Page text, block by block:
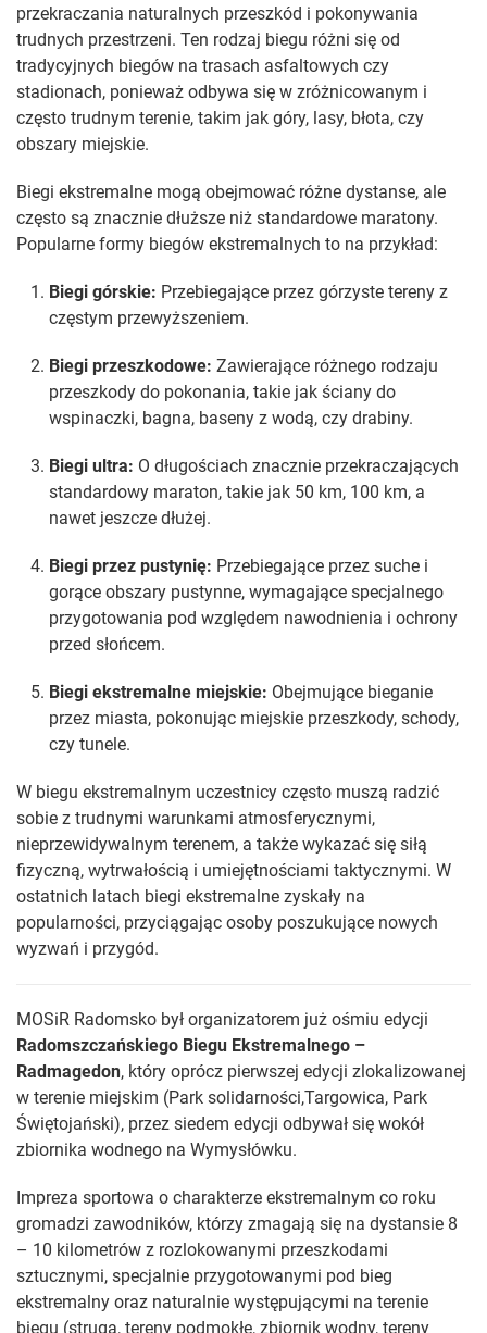
przekraczania naturalnych przeszkód i pokonywania
trudnych przestrzeni. Ten rodzaj biegu różni się od
tradycyjnych biegów na trasach asfaltowych czy
stadionach, ponieważ odbywa się w zróżnicowanym i
często trudnym terenie, takim jak góry, lasy, błota, czy
obszary miejskie.
Biegi ekstremalne mogą obejmować różne dystanse, ale
często są znacznie dłuższe niż standardowe maratony.
Popularne formy biegów ekstremalnych to na przykład:
Biegi górskie: Przebiegające przez górzyste tereny z
częstym przewyższeniem.
Biegi przeszkodowe: Zawierające różnego rodzaju
przeszkody do pokonania, takie jak ściany do
wspinaczki, bagna, baseny z wodą, czy drabiny.
Biegi ultra: O długościach znacznie przekraczających
standardowy maraton, takie jak 50 km, 100 km, a
nawet jeszcze dłużej.
Biegi przez pustynię: Przebiegające przez suche i
gorące obszary pustynne, wymagające specjalnego
przygotowania pod względem nawodnienia i ochrony
przed słońcem.
Biegi ekstremalne miejskie: Obejmujące bieganie
przez miasta, pokonując miejskie przeszkody, schody,
czy tunele.
W biegu ekstremalnym uczestnicy często muszą radzić
sobie z trudnymi warunkami atmosferycznymi,
nieprzewidywalnym terenem, a także wykazać się siłą
fizyczną, wytrwałością i umiejętnościami taktycznymi. W
ostatnich latach biegi ekstremalne zyskały na
popularności, przyciągając osoby poszukujące nowych
wyzwań i przygód.
MOSiR Radomsko był organizatorem już ośmiu edycji
Radomszczańskiego Biegu Ekstremalnego –
Radmagedon, który oprócz pierwszej edycji zlokalizowanej
w terenie miejskim (Park solidarności,Targowica, Park
Świętojański), przez siedem edycji odbywał się wokół
zbiornika wodnego na Wymysłówku.
Impreza sportowa o charakterze ekstremalnym co roku
gromadzi zawodników, którzy zmagają się na dystansie 8
– 10 kilometrów z rozlokowanymi przeszkodami
sztucznymi, specjalnie przygotowanymi pod bieg
ekstremalny oraz naturalnie występującymi na terenie
biegu (struga, tereny podmokłe, zbiornik wodny, tereny